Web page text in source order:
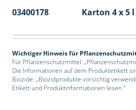
03400178 Karton 4 x 5
Wichtiger Hinweis für
Für Pflanzenschutzmittel:
Die Informationen auf dem Produktetikett
Biozide: „Biozidprodukte vorsichtig
Etikett und Produktinformationen lesen.“